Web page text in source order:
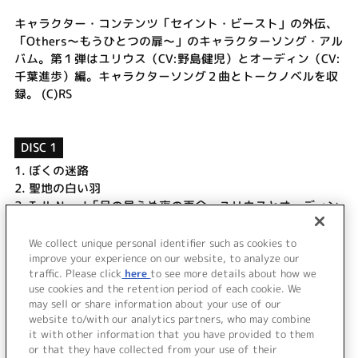
キャラクター・コンテンツ「セイント・ビースト」の外伝、
「Others～もうひとつの扉～」のキャラクターソング・アル
バム。第１弾はユリウス（CV:野島健児）とオーディン（CV:
千葉進歩）編。キャラクターソング２曲とトークノベルを収
録。 (C)RS
DISC 1
1. ぼくの迷路
2. 聖地の白い羽
3.Talk Novel「月の見えぬ夜の再会～ユリウスとオーディン
ぼくの迷路 (off vocal)
聖地の白い羽 (off vocal)
＜ BACK
We collect unique personal identifier such as cookies to
improve your experience on our website, to analyze our
traffic. Please click here to see more details about how we
use cookies and the retention period of each cookie. We
may sell or share information about your use of our
website to/with our analytics partners, who may combine
it with other information that you have provided to them
or that they have collected from your use of their